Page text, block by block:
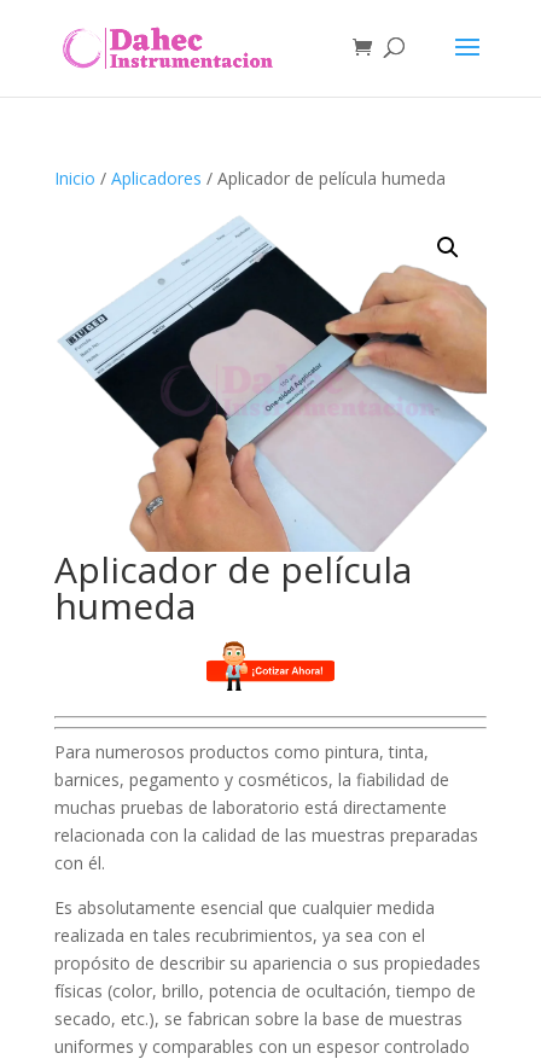
Inicio / Aplicadores / Aplicador de película humeda
Aplicador de película
humeda
Para numerosos productos como pintura, tinta,
barnices, pegamento y cosméticos, la fiabilidad de
muchas pruebas de laboratorio está directamente
relacionada con la calidad de las muestras preparadas
con él.
Es absolutamente esencial que cualquier medida
realizada en tales recubrimientos, ya sea con el
propósito de describir su apariencia o sus propiedades
físicas (color, brillo, potencia de ocultación, tiempo de
secado, etc.), se fabrican sobre la base de muestras
uniformes y comparables con un espesor controlado